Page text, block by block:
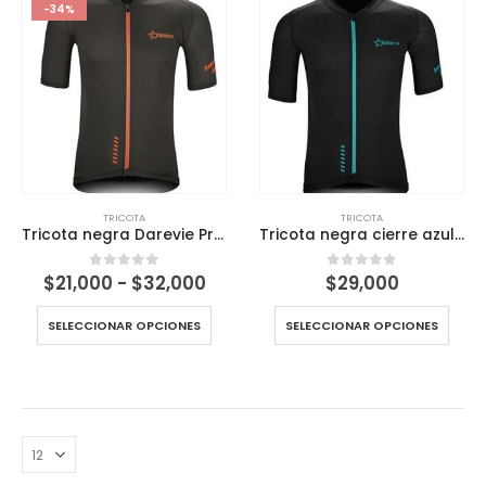
-34%
TRICOTA
Tricota negra Darevie Profesional dvj190 Dry Fit Tecnología y Comodidad
0out of 5
$21,000 - $32,000Rango
de
$21,000
SELECCIONAR OPCIONES
TRICOTA
Tricota negra cierre azul Darevie Profesional dvj190 Dry Fit Tecnología y Comodidad
0out of 5
$29,000
SELECCIONAR OPCIONES